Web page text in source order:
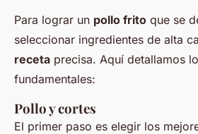
Para lograr un pollo frito que se
seleccionar ingredientes de alta
receta precisa. Aquí detallamos
fundamentales:
Pollo y cortes
El primer paso es elegir los